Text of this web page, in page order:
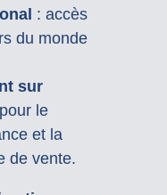
: accès
du monde
sur
le
et la
de vente.